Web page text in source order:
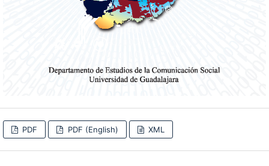
PDF PDF (English) XML